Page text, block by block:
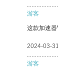
游客
这款加速器
2024-03-31
游客